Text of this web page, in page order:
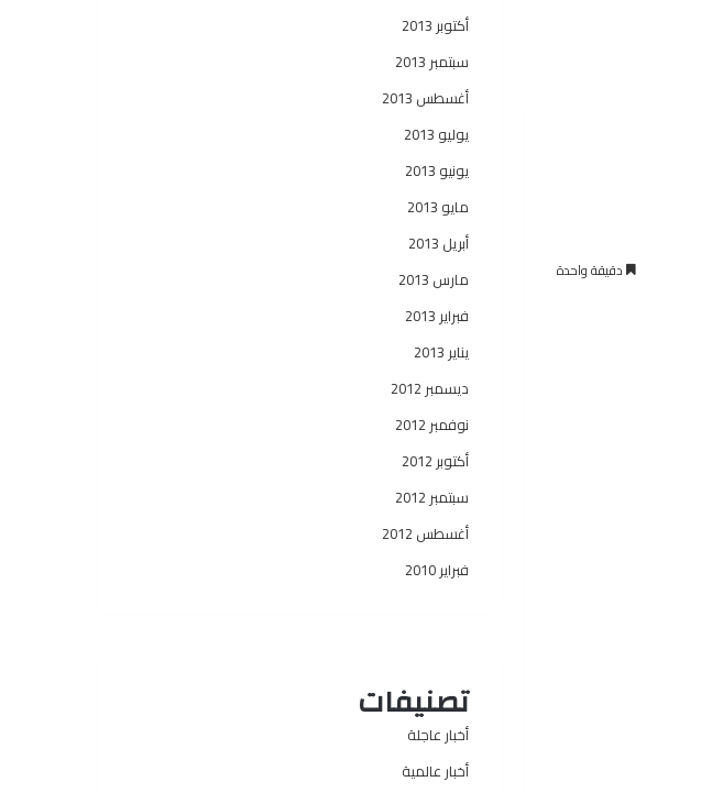
دقيقة واحدة
أكتوبر 2013
سبتمبر 2013
أغسطس 2013
يوليو 2013
يونيو 2013
مايو 2013
أبريل 2013
مارس 2013
فبراير 2013
يناير 2013
ديسمبر 2012
نوفمبر 2012
أكتوبر 2012
سبتمبر 2012
أغسطس 2012
فبراير 2010
تصنيفات
أخبار عاجلة
أخبار عالمية